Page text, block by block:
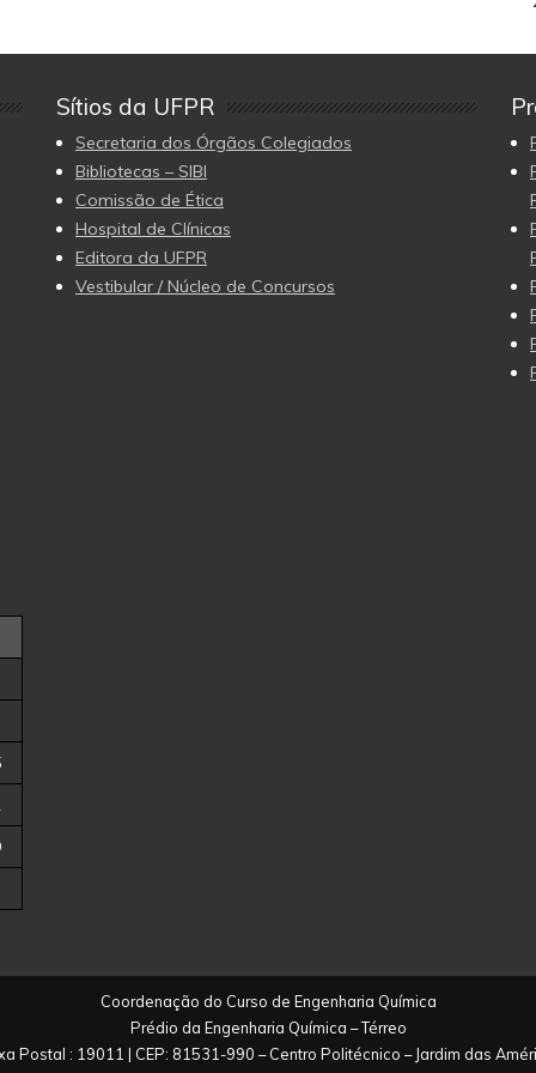
Sítios da UFPR
Secretaria dos Órgãos Colegiados
Bibliotecas – SIBI
Comissão de Ética
Hospital de Clínicas
Editora da UFPR
Vestibular / Núcleo de Concursos
Coordenação do Curso de Engenharia Química
Prédio da Engenharia Química – Térreo
Postal : 19011 | CEP: 81531-990 – Centro Politécnico – Jardim das